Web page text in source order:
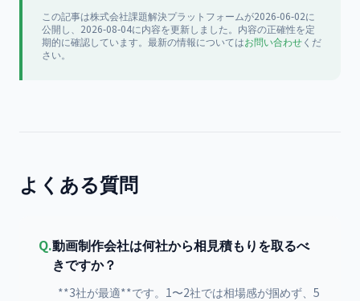
この記事は株式会社課題解決プラットフォームが2026-06-02に
公開し、2026-08-04に内容を更新しました。内容の正確性を定
期的に確認しています。最新の情報についてはお問い合わせくだ
さい。
よくある質問
Q.動画制作会社は何社から相見積もりを取るべ
きですか？
**3社が最適**です。1〜2社では相場感が掴めず、5